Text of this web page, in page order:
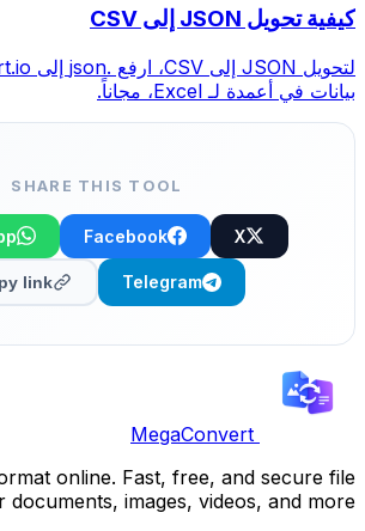
كيفية تحويل JSON إلى CSV
بيانات في أعمدة لـ Excel، مجاناً.
SHARE THIS TOOL
X
Facebook
Telegram
link
MegaConvert
online. Fast, free, and secure file
images, videos, and more.